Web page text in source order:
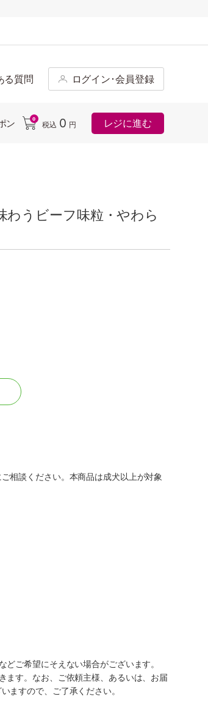
る質問 ログイン･会員登録
ン 0
税込 0 円 レジに進む
うビーフ味粒・やわら
相談ください。本商品は成犬以上が対象
ご希望にそえない場合がございます。
ます。なお、ご依頼主様、あるいは、お届
ますので、ご了承ください。